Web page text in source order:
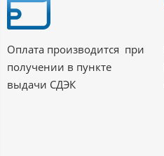
Оплата производится при
получении в пункте
выдачи СДЭК